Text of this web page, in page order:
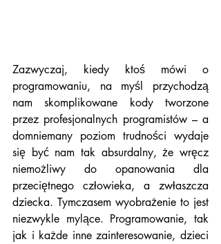
Zazwyczaj, kiedy ktoś mówi o
programowaniu, na myśl przychodzą
nam skomplikowane kody tworzone
przez profesjonalnych programistów – a
domniemany poziom trudności wydaje
się być nam tak absurdalny, że wręcz
niemożliwy do opanowania dla
przeciętnego człowieka, a zwłaszcza
dziecka. Tymczasem wyobrażenie to jest
niezwykle mylące. Programowanie, tak
jak i każde inne zainteresowanie, dzieci